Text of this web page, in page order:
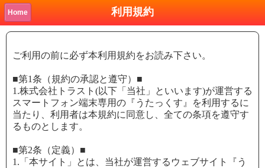
Home 利用規約
ご利用の前に必ず本利用規約をお読み下さい。
■第1条（規約の承認と遵守）■
1.株式会社トラスト(以下「当社」といいます)が運営する
スマートフォン端末専用の『うたっくす』を利用するに
当たり、利用者は本規約に同意し、全ての条項を遵守す
るものとします。
■第2条（定義）■
1.「本サイト」とは、当社が運営するウェブサイト『う